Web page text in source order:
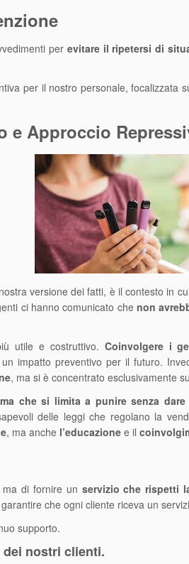
per evitare il ripetersi di
per il nostro personale, focalizzata
e Approccio
versione dei fatti, è il contesto in
ci hanno comunicato che non
utile e costruttivo. Coinvolgere i
impatto preventivo per il futuro.
, ma si è concentrato esclusivamente
che si limita a punire senza
delle leggi che regolano la
, ma anche l’educazione e il
di fornire un servizio che rispetti
che ogni cliente riceva un
supporto.
dei nostri clienti.